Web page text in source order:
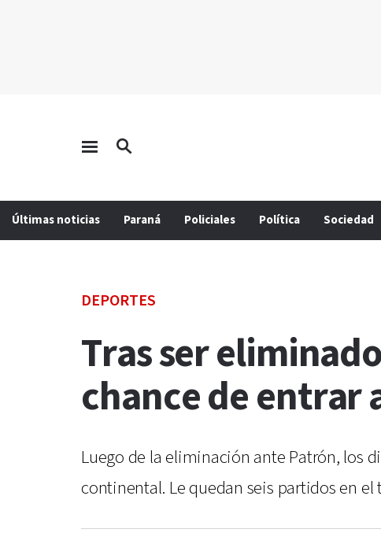
Últimas noticias Paraná Policiales Política Sociedad
DEPORTES
Tras ser
chance de entrar
Luego de la eliminación ante Patrón, los
continental. Le quedan seis partidos en